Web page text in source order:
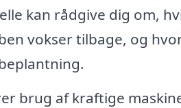
kan rådgive dig om,
vokser tilbage, og
brug af kraftige